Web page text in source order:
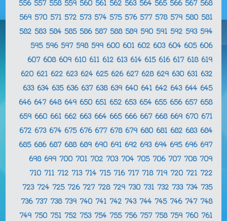
556 557 558 559 560 561 562 563 564 565 566 567 568
569 570 571 572 573 574 575 576 577 578 579 580 581
582 583 584 585 586 587 588 589 590 591 592 593 594
595 596 597 598 599 600 601 602 603 604 605 606
607 608 609 610 611 612 613 614 615 616 617 618 619
620 621 622 623 624 625 626 627 628 629 630 631 632
633 634 635 636 637 638 639 640 641 642 643 644 645
646 647 648 649 650 651 652 653 654 655 656 657 658
659 660 661 662 663 664 665 666 667 668 669 670 671
672 673 674 675 676 677 678 679 680 681 682 683 684
685 686 687 688 689 690 691 692 693 694 695 696 697
698 699 700 701 702 703 704 705 706 707 708 709
710 711 712 713 714 715 716 717 718 719 720 721 722
723 724 725 726 727 728 729 730 731 732 733 734 735
736 737 738 739 740 741 742 743 744 745 746 747 748
749 750 751 752 753 754 755 756 757 758 759 760 761